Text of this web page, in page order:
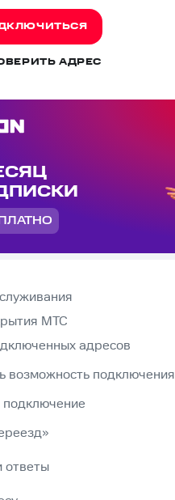
АДРЕС
МТС
адресов
возможность подключения
подключение
ответы